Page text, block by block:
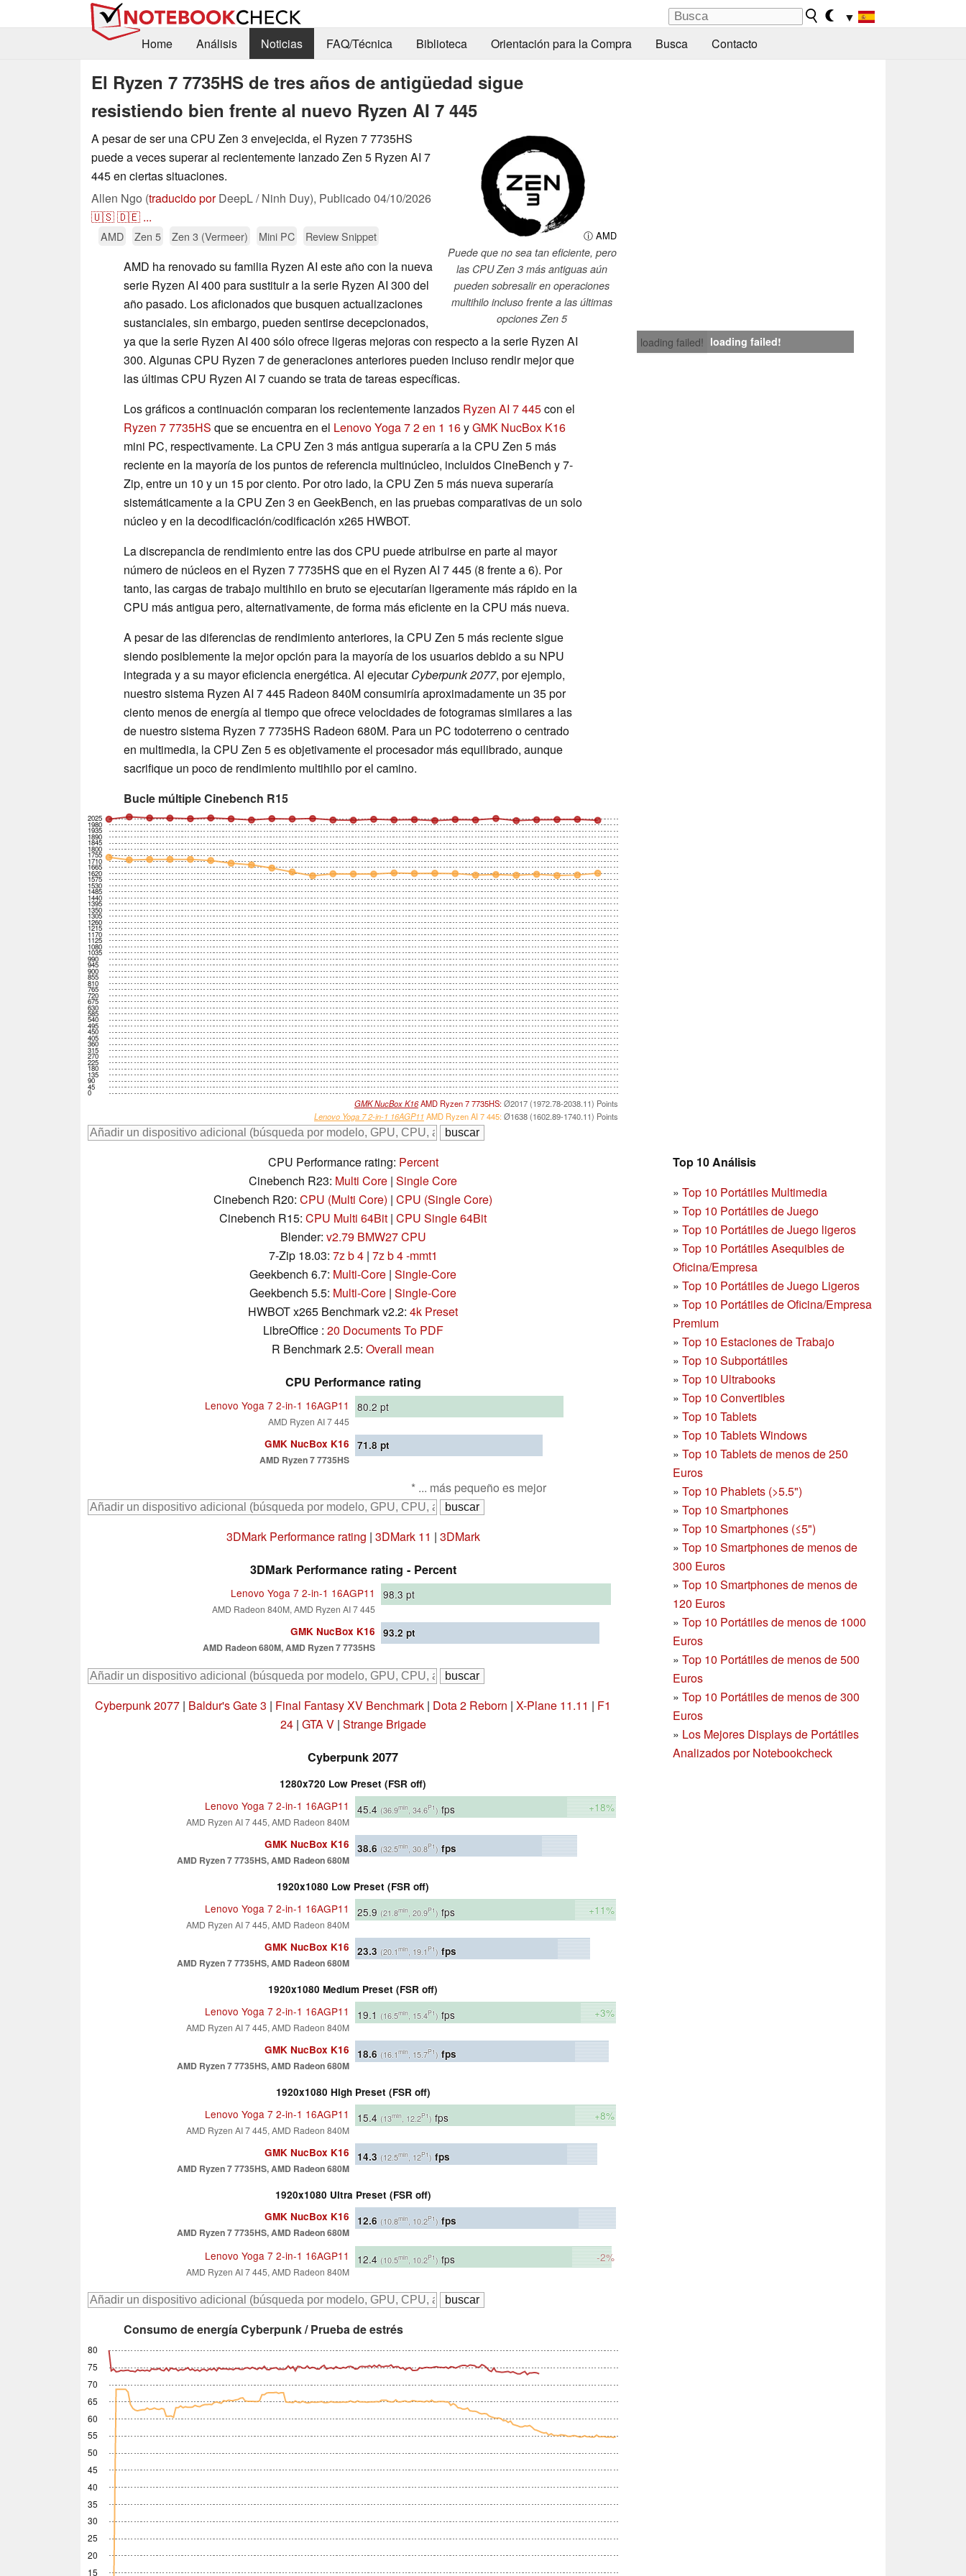
▼
Home
Análisis Noticias FAQ/Técnica Biblioteca Orientación para la Compra Busca Contacto
El Ryzen 7 7735HS de tres años de antigüedad sigue
resistiendo bien frente al nuevo Ryzen AI 7 445
ⓘ AMD
Puede que no sea tan eficiente, pero
las CPU Zen 3 más antiguas aún
pueden sobresalir en operaciones
multihilo incluso frente a las últimas
opciones Zen 5
A pesar de ser una CPU Zen 3 envejecida, el Ryzen 7 7735HS
puede a veces superar al recientemente lanzado Zen 5 Ryzen AI 7
445 en ciertas situaciones.
Allen Ngo (traducido porDeepL / Ninh Duy), Publicado 04/10/2026
🇺🇸🇩🇪 ...
AMD Zen 5 Zen 3 (Vermeer) Mini PC Review Snippet
loading failed! loading failed!
AMD ha renovado su familia Ryzen AI este año con la nueva
serie Ryzen AI 400 para sustituir a la serie Ryzen AI 300 del
año pasado. Los aficionados que busquen actualizaciones
sustanciales, sin embargo, pueden sentirse decepcionados,
ya que la serie Ryzen AI 400 sólo ofrece ligeras mejoras con respecto a la serie Ryzen AI
300. Algunas CPU Ryzen 7 de generaciones anteriores pueden incluso rendir mejor que
las últimas CPU Ryzen AI 7 cuando se trata de tareas específicas.
Los gráficos a continuación comparan los recientemente lanzados Ryzen AI 7 445con el
Ryzen 7 7735HS que se encuentra en el Lenovo Yoga 7 2 en 1 16yGMK NucBox K16
mini PC, respectivamente. La CPU Zen 3 más antigua superaría a la CPU Zen 5 más
reciente en la mayoría de los puntos de referencia multinúcleo, incluidos CineBench y 7-
Zip, entre un 10 y un 15 por ciento. Por otro lado, la CPU Zen 5 más nueva superaría
sistemáticamente a la CPU Zen 3 en GeekBench, en las pruebas comparativas de un solo
núcleo y en la decodificación/codificación x265 HWBOT.
La discrepancia de rendimiento entre las dos CPU puede atribuirse en parte al mayor
número de núcleos en el Ryzen 7 7735HS que en el Ryzen AI 7 445 (8 frente a 6). Por
tanto, las cargas de trabajo multihilo en bruto se ejecutarían ligeramente más rápido en la
CPU más antigua pero, alternativamente, de forma más eficiente en la CPU más nueva.
A pesar de las diferencias de rendimiento anteriores, la CPU Zen 5 más reciente sigue
siendo posiblemente la mejor opción para la mayoría de los usuarios debido a su NPU
integrada y a su mayor eficiencia energética. Al ejecutarCyberpunk 2077, por ejemplo,
nuestro sistema Ryzen AI 7 445 Radeon 840M consumiría aproximadamente un 35 por
ciento menos de energía al tiempo que ofrece velocidades de fotogramas similares a las
de nuestro sistema Ryzen 7 7735HS Radeon 680M. Para un PC todoterreno o centrado
en multimedia, la CPU Zen 5 es objetivamente el procesador más equilibrado, aunque
sacrifique un poco de rendimiento multihilo por el camino.
Bucle múltiple Cinebench R15
0
45
90
135
180
225
270
315
360
405
450
495
540
585
630
675
720
765
810
855
900
945
990
1035
1080
1125
1170
1215
1260
1305
1350
1395
1440
1485
1530
1575
1620
1665
1710
1755
1800
1845
1890
1935
1980
2025
GMK NucBox K16AMD Ryzen 7 7735HS:Ø2017 (1972.78-2038.11) Points
Lenovo Yoga 7 2-in-1 16AGP11 AMD Ryzen AI 7 445:Ø1638 (1602.89-1740.11) Points
Top 10 Análisis
» Top 10 Portátiles Multimedia
» Top 10 Portátiles de Juego
» Top 10 Portátiles de Juego ligeros
» Top 10 Portátiles Asequibles de
Oficina/Empresa
» Top 10 Portátiles de Juego Ligeros
» Top 10 Portátiles de Oficina/Empresa
Premium
» Top 10 Estaciones de Trabajo
» Top 10 Subportátiles
» Top 10 Ultrabooks
» Top 10 Convertibles
» Top 10 Tablets
» Top 10 Tablets Windows
» Top 10 Tablets de menos de 250
Euros
» Top 10 Phablets (>5.5")
» Top 10 Smartphones
» Top 10 Smartphones (≤5")
» Top 10 Smartphones de menos de
300 Euros
» Top 10 Smartphonesde menos de
120 Euros
» Top 10 Portátiles de menos de 1000
Euros
» Top 10 Portátiles de menos de 500
Euros
» Top 10 Portátiles de menos de 300
Euros
» Los Mejores Displays de Portátiles
Analizados por Notebookcheck
CPU Performance rating: Percent
Cinebench R23: Multi Core | Single Core
Cinebench R20: CPU (Multi Core) | CPU (Single Core)
Cinebench R15: CPU Multi 64Bit | CPU Single 64Bit
Blender: v2.79 BMW27 CPU
7-Zip 18.03: 7z b 4| 7z b 4 -mmt1
Geekbench 6.7: Multi-Core | Single-Core
Geekbench 5.5: Multi-Core | Single-Core
HWBOT x265 Benchmark v2.2: 4k Preset
LibreOffice : 20 Documents To PDF
R Benchmark 2.5: Overall mean
CPU Performance rating
Lenovo Yoga 7 2-in-1 16AGP11
AMD Ryzen AI 7 445
80.2 pt
GMK NucBox K16
AMD Ryzen 7 7735HS
71.8 pt
* ... más pequeño es mejor
3DMark Performance rating | 3DMark 11 | 3DMark
3DMark Performance rating - Percent
Lenovo Yoga 7 2-in-1 16AGP11
AMD Radeon 840M, AMD Ryzen AI 7 445
98.3 pt
GMK NucBox K16
AMD Radeon 680M, AMD Ryzen 7 7735HS
93.2 pt
Cyberpunk 2077 | Baldur's Gate 3 | Final Fantasy XV Benchmark | Dota 2 Reborn | X-Plane 11.11 | F1
24| GTA V| Strange Brigade
Cyberpunk 2077
1280x720 Low Preset (FSR off)
Lenovo Yoga 7 2-in-1 16AGP11
AMD Ryzen AI 7 445, AMD Radeon 840M
45.4 (36.9min , 34.6P1) fps +18%
GMK NucBox K16
AMD Ryzen 7 7735HS, AMD Radeon 680M
38.6 (32.5min , 30.8P1) fps
1920x1080 Low Preset (FSR off)
Lenovo Yoga 7 2-in-1 16AGP11
AMD Ryzen AI 7 445, AMD Radeon 840M
25.9 (21.8min , 20.9P1) fps +11%
GMK NucBox K16
AMD Ryzen 7 7735HS, AMD Radeon 680M
23.3 (20.1min , 19.1P1) fps
1920x1080 Medium Preset (FSR off)
Lenovo Yoga 7 2-in-1 16AGP11
AMD Ryzen AI 7 445, AMD Radeon 840M
19.1 (16.5min , 15.4P1) fps +3%
GMK NucBox K16
AMD Ryzen 7 7735HS, AMD Radeon 680M
18.6 (16.1min , 15.7P1) fps
1920x1080 High Preset (FSR off)
Lenovo Yoga 7 2-in-1 16AGP11
AMD Ryzen AI 7 445, AMD Radeon 840M
15.4 (13min , 12.2P1) fps +8%
GMK NucBox K16
AMD Ryzen 7 7735HS, AMD Radeon 680M
14.3 (12.5min , 12P1) fps
1920x1080 Ultra Preset (FSR off)
GMK NucBox K16
AMD Ryzen 7 7735HS, AMD Radeon 680M
12.6 (10.8min , 10.2P1) fps
Lenovo Yoga 7 2-in-1 16AGP11
AMD Ryzen AI 7 445, AMD Radeon 840M
12.4 (10.5min , 10.2P1) fps -2%
Consumo de energía Cyberpunk / Prueba de estrés
15
20
25
30
35
40
45
50
55
60
65
70
75
80